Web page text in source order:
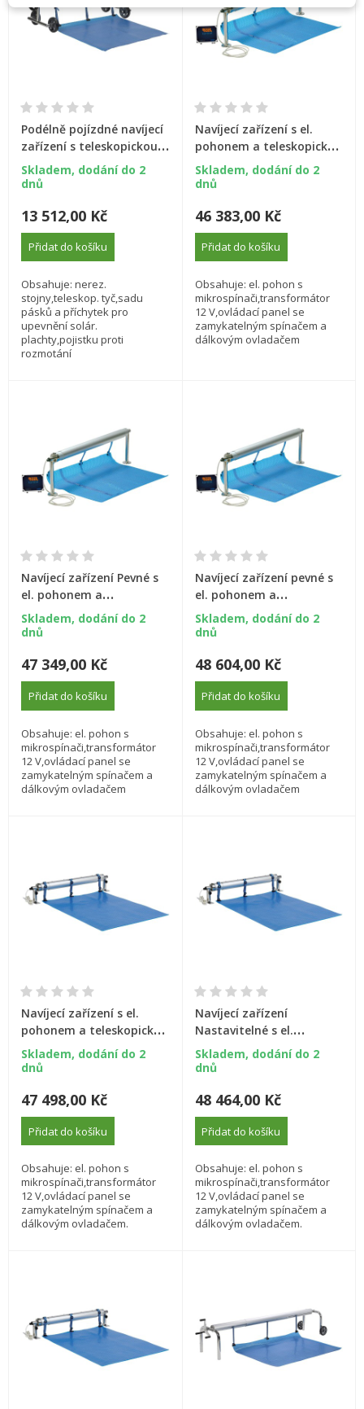
Podélně pojízdné navíjecí
zařízení s teleskopickou
tyčí: 3,7 - 5,4 m
Skladem, dodání do 2
dnů
13 512,00 Kč
Přidat do košíku
Obsahuje: nerez.
stojny,teleskop. tyč,sadu
pásků a příchytek pro
upevnění solár.
plachty,pojistku proti
rozmotání
Navíjecí zařízení s el.
pohonem a teleskopickou
tyčí: 2,7--4,4 m
Skladem, dodání do 2
dnů
46 383,00 Kč
Přidat do košíku
Obsahuje: el. pohon s
mikrospínači,transformátor
12 V,ovládací panel se
zamykatelným spínačem a
dálkovým ovladačem
Navíjecí zařízení Pevné s
el. pohonem a
teleskopickou tyčí: 3,7-
-5,4 m
Skladem, dodání do 2
dnů
47 349,00 Kč
Přidat do košíku
Obsahuje: el. pohon s
mikrospínači,transformátor
12 V,ovládací panel se
zamykatelným spínačem a
dálkovým ovladačem
Navíjecí zařízení pevné s
el. pohonem a
teleskopickou tyčí: 5,4-
-7,1 m
Skladem, dodání do 2
dnů
48 604,00 Kč
Přidat do košíku
Obsahuje: el. pohon s
mikrospínači,transformátor
12 V,ovládací panel se
zamykatelným spínačem a
dálkovým ovladačem
Navíjecí zařízení s el.
pohonem a teleskopickou
tyčí - 2,7-4,4 m -
nastavitelná výška
Skladem, dodání do 2
dnů
47 498,00 Kč
Přidat do košíku
Obsahuje: el. pohon s
mikrospínači,transformátor
12 V,ovládací panel se
zamykatelným spínačem a
dálkovým ovladačem.
Navíjecí zařízení
Nastavitelné s el.
pohonem a teleskopickou
tyčí - 3,7-5,4 m
Skladem, dodání do 2
dnů
48 464,00 Kč
Přidat do košíku
Obsahuje: el. pohon s
mikrospínači,transformátor
12 V,ovládací panel se
zamykatelným spínačem a
dálkovým ovladačem.